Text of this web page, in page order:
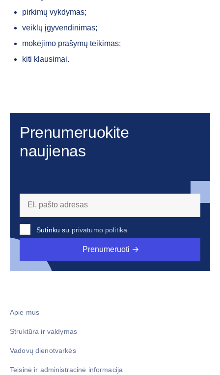
pirkimų vykdymas;
veiklų įgyvendinimas;
mokėjimo prašymų teikimas;
kiti klausimai.
Prenumeruokite
naujienas
Sutinku su privatumo politika
Prenumeruoti
Apie mus
Struktūra ir valdymas
Vadovų dienotvarkės
Teisinė ir administracinė informacija